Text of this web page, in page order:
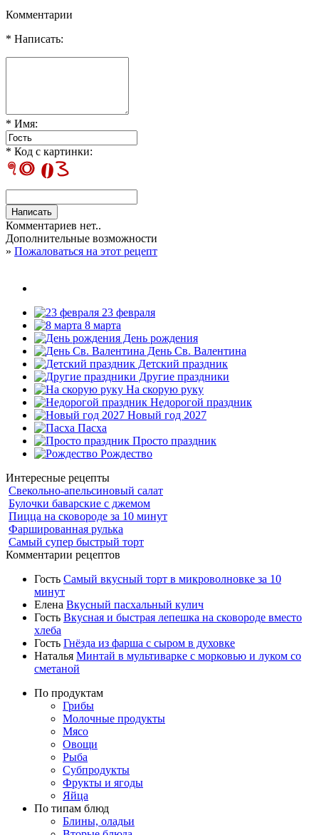
Комментарии
* Написать:
* Имя:
* Код с картинки:
Комментариев нет..
Дополнительные возможности
» Пожаловаться на этот рецепт
23 февраля
8 марта
День рождения
День Св. Валентина
Детский праздник
Другие праздники
На скорую руку
Недорогой праздник
Новый год 2027
Пасха
Просто праздник
Рождество
Интересные рецепты
Свекольно-апельсиновый салат
Булочки баварские с джемом
Пицца на сковороде за 10 минут
Фаршированная рулька
Самый супер быстрый торт
Комментарии рецептов
Гость Самый вкусный торт в микроволновке за 10
минут
Елена Вкусный пасхальный кулич
Гость Вкусная и быстрая лепешка на сковороде вместо
хлеба
Гость Гнёзда из фарша с сыром в духовке
Наталья Минтай в мультиварке с морковью и луком со
сметаной
По продуктам
Грибы
Молочные продукты
Мясо
Овощи
Рыба
Субпродукты
Фрукты и ягоды
Яйца
По типам блюд
Блины, оладьи